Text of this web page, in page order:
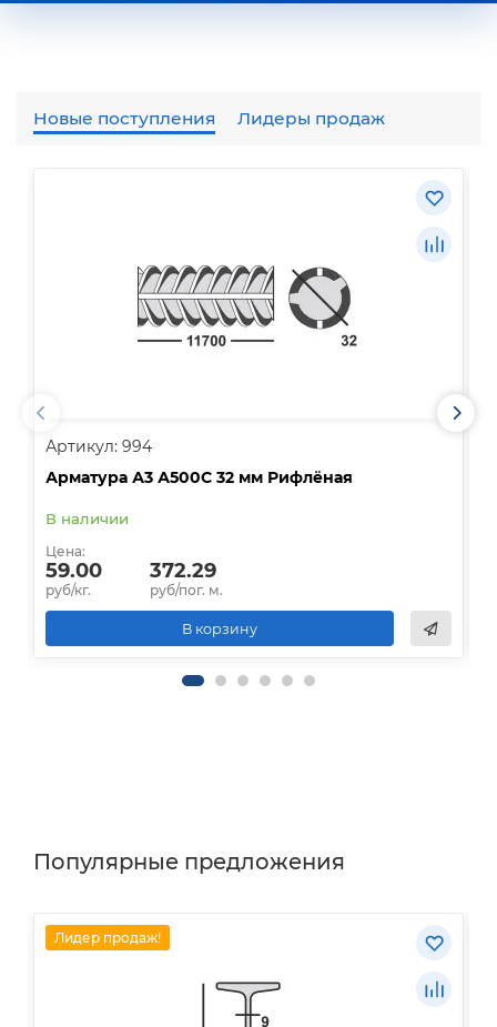
Новые поступления Лидеры продаж
Артикул: 994
Арматура А3 А500С 32 мм Рифлёная
В наличии
Цена:
59.00
руб/кг.
372.29
руб/пог. м.
В корзину
Популярные предложения
Лидер продаж!